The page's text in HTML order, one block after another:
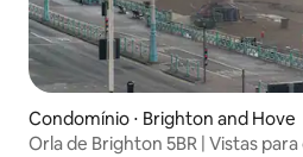
Condomínio ⋅ Brighton and Hove
Orla de Brighton 5BR | Vistas